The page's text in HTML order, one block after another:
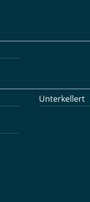
Unterkellert